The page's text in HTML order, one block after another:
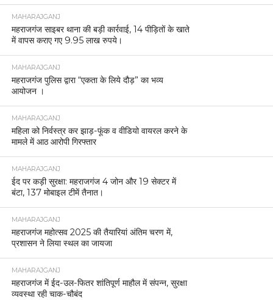
MAHARAJGANJ
महराजगंज साइबर थाना की बड़ी कार्रवाई, 14 पीड़ितों के खाते
में वापस कराए गए 9.95 लाख रुपये।
MAHARAJGANJ
महराजगंज पुलिस द्वारा “एकता के लिये दौड़” का भव्य
आयोजन ।
MAHARAJGANJ
महिला को निर्वस्त्र कर झाड़-फूंक व वीडियो वायरल करने के
मामले में आठ आरोपी गिरफ्तार
MAHARAJGANJ
ईद पर कड़ी सुरक्षा: महराजगंज 4 जोन और 19 सेक्टर में
बंटा, 137 मोबाइल टीमें तैनात।
MAHARAJGANJ
महराजगंज महोत्सव 2025 की तैयारियां अंतिम चरण में,
प्रशासन ने लिया स्थल का जायजा
MAHARAJGANJ
महराजगंज में ईद-उल-फितर शांतिपूर्ण माहौल में संपन्न, सुरक्षा
व्यवस्था रही चाक-चौबंद